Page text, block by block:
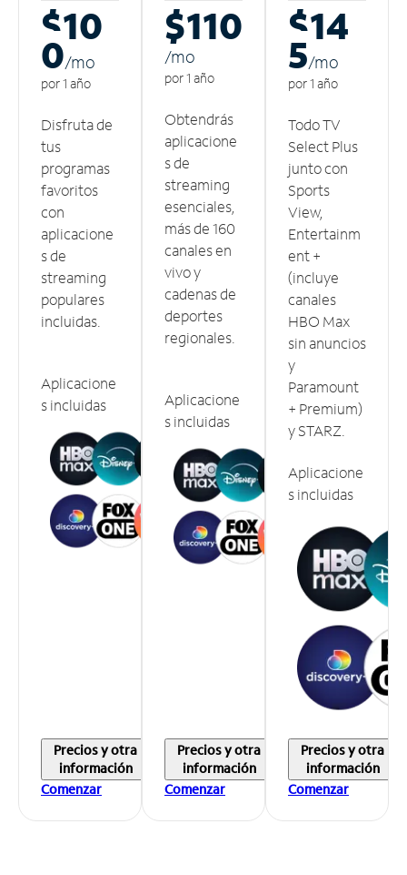
$10
0/mo
por 1 año
Disfruta de
tus
programas
favoritos
con
aplicacione
s de
streaming
populares
incluidas.
Aplicacione
s incluidas
Precios y otra
información
Comenzar
$110
/mo
por 1 año
Obtendrás
aplicacione
s de
streaming
esenciales,
más de 160
canales en
vivo y
cadenas de
deportes
regionales.
Aplicacione
s incluidas
Precios y otra
información
Comenzar
$14
5/mo
por 1 año
Todo TV
Select Plus
junto con
Sports
View,
Entertainm
ent +
(incluye
canales
HBO Max
sin anuncios
y
Paramount
+ Premium)
y STARZ.
Aplicacione
s incluidas
Precios y otra
información
Comenzar